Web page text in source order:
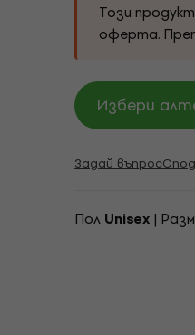
Този
оферта.
Избери
Задай въпрос
Пол Unisex |